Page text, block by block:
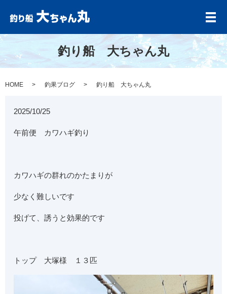
メ
釣り船 大ちゃん丸
HOME 釣果ブログ 釣り船 大ちゃん丸
2025/10/25
午前便 カワハギ釣り
カワハギの群れのかたまりが
少なく難しいです
投げて、誘うと効果的です
トップ 大塚様 １３匹